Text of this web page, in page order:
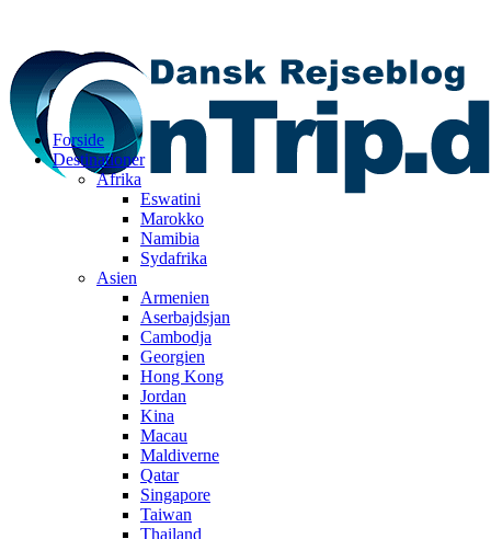
Forside
Destinationer
Afrika
Eswatini
Marokko
Namibia
Sydafrika
Asien
Armenien
Aserbajdsjan
Cambodja
Georgien
Hong Kong
Jordan
Kina
Macau
Maldiverne
Qatar
Singapore
Taiwan
Thailand